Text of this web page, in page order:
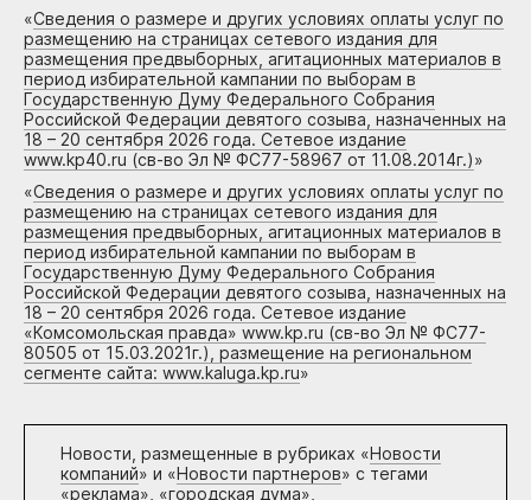
«Сведения о размере и других условиях оплаты услуг по
размещению на страницах сетевого издания для
размещения предвыборных, агитационных материалов в
период избирательной кампании по выборам в
Государственную Думу Федерального Собрания
Российской Федерации девятого созыва, назначенных на
18 – 20 сентября 2026 года. Сетевое издание
www.kp40.ru (св-во Эл № ФС77-58967 от 11.08.2014г.)»
«Сведения о размере и других условиях оплаты услуг по
размещению на страницах сетевого издания для
размещения предвыборных, агитационных материалов в
период избирательной кампании по выборам в
Государственную Думу Федерального Собрания
Российской Федерации девятого созыва, назначенных на
18 – 20 сентября 2026 года. Сетевое издание
«Комсомольская правда» www.kp.ru (св-во Эл № ФС77-
80505 от 15.03.2021г.), размещение на региональном
сегменте сайта: www.kaluga.kp.ru»
Новости, размещенные в рубриках «Новости
компаний» и «Новости партнеров» с тегами
«реклама», «городская дума»,